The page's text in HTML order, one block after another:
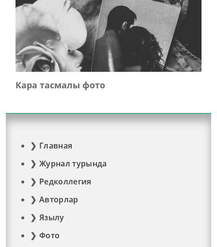
Кара тасмалы фото
Главная
Журнал турында
Редколлегия
Авторлар
Язылу
Фото